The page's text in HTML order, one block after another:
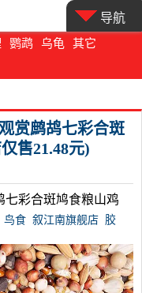
鹦鹉 乌龟
其它
导航
赏鹧鸪七彩合斑
售21.48元)
七彩合斑鸠食粮山鸡
鸟食 叙江南旗舰店 胶